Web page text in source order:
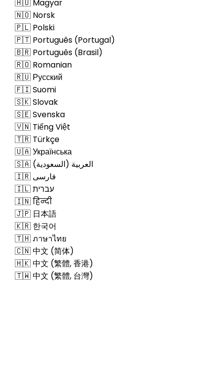
🇭🇺 Magyar
🇳🇴 Norsk
🇵🇱 Polski
🇵🇹 Português (Portugal)
🇧🇷 Português (Brasil)
🇷🇴 Romanian
🇷🇺 Русский
🇫🇮 Suomi
🇸🇰 Slovak
🇸🇪 Svenska
🇻🇳 Tiếng Việt
🇹🇷 Türkçe
🇺🇦 Українська
🇸🇦 العربية (السعودية)
🇮🇷 فارسی
🇮🇱 עברית
🇮🇳 हिन्दी
🇯🇵 日本語
🇰🇷 한국어
🇹🇭 ภาษาไทย
🇨🇳 中文 (简体)
🇭🇰 中文 (繁體, 香港)
🇹🇼 中文 (繁體, 台灣)